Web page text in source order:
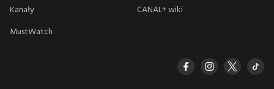
Kanały
CANAL+ wiki
MustWatch